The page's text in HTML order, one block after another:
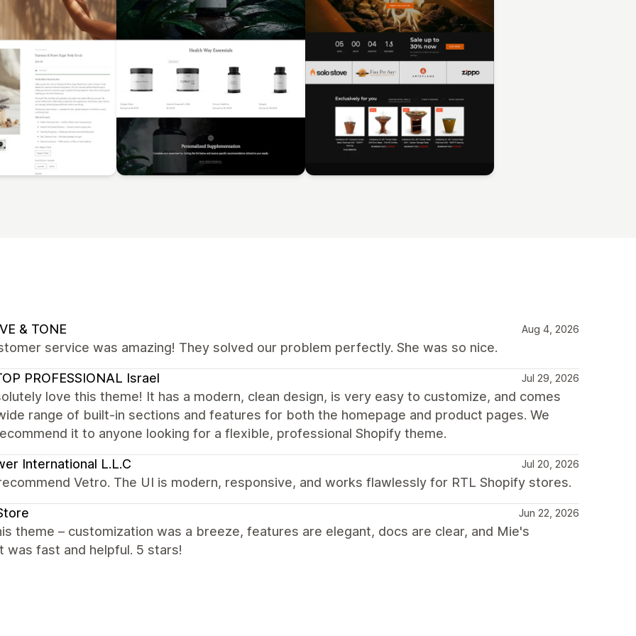
& TONE Aug 4, 2026
service was amazing! They solved our problem perfectly. She was so nice.
PROFESSIONAL Israel Jul 29, 2026
love this theme! It has a modern, clean design, is very easy to customize, and comes
range of built-in sections and features for both the homepage and product pages. We
it to anyone looking for a flexible, professional Shopify theme.
International L.L.C Jul 20, 2026
Vetro. The UI is modern, responsive, and works flawlessly for RTL Shopify stores.
Jun 22, 2026
theme – customization was a breeze, features are elegant, docs are clear, and Mie's
was fast and helpful. 5 stars!